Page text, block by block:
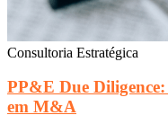
Consultoria Estratégica
PP&E Due
em M&A